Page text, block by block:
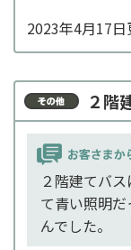
2023年4月17日
２階
２階建てバ
て青い照明
んでした。